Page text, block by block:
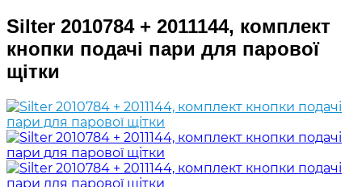
Silter 2010784 + 2011144, комплект
кнопки подачі пари для парової
щітки